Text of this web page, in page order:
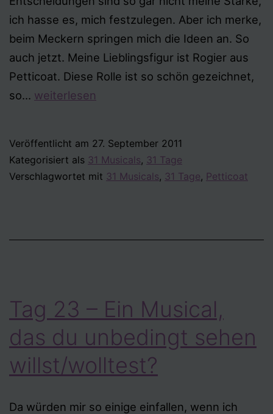
ich hasse es, mich festzulegen. Aber ich merke,
beim Meckern springen mich die Ideen an. So
auch jetzt. Meine Lieblingsfigur ist Rogier aus
Petticoat. Diese Rolle ist so schön gezeichnet,
so… Tag
Deine
Lieblingsfigur
weiterlesen
Veröffentlicht am 27. September 2011
Kategorisiert als 31 Musicals, 31 Tage
Verschlagwortet mit 31 Musicals, 31 Tage, Petticoat
Tag 23 – Ein Musical,
das du unbedingt sehen
willst/wolltest?
Da würden mir so einige einfallen, wenn ich